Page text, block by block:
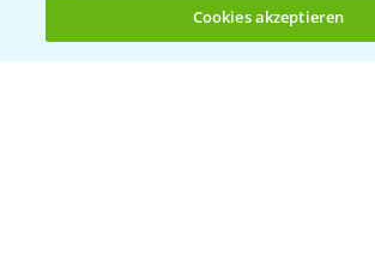
(noch 4)
Cookies akzeptieren